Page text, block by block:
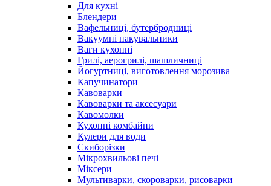
Для кухні
Блендери
Вафельниці, бутербродниці
Вакуумні пакувальники
Ваги кухонні
Грилі, аерогрилі, шашличниці
Йогуртниці, виготовлення морозива
Капучинатори
Кавоварки
Кавоварки та аксесуари
Кавомолки
Кухонні комбайни
Кулери для води
Скиборізки
Мікрохвильові печі
Міксери
Мультиварки, скороварки, рисоварки